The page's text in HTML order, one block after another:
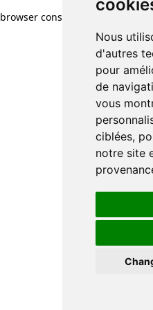
Nous
d'autres
pour
de
vous
ciblées,
notre site
browser console for more